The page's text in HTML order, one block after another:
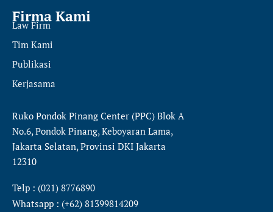
Firma Kami
Law Firm
Tim Kami
Publikasi
Kerjasama
Ruko Pondok Pinang Center (PPC) Blok A
No.6, Pondok Pinang, Keboyaran Lama,
Jakarta Selatan, Provinsi DKI Jakarta
12310
Telp : (021) 8776890
Whatsapp : (+62) 81399814209